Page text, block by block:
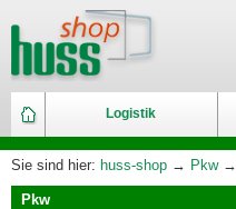
Logistik
Sie sind hier: huss-shop → Pkw→
Pkw